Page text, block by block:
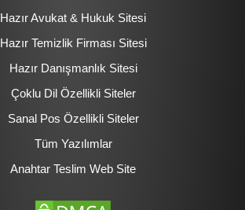
Hazır Avukat & Hukuk Sitesi
Hazır Temizlik Firması Sitesi
Hazır Danışmanlık Sitesi
Çoklu Dil Özellikli Siteler
Sanal Pos Özellikli Siteler
Tüm Yazılımlar
Anahtar Teslim Web Site